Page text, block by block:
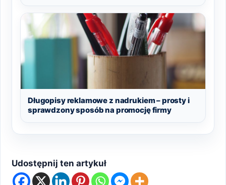
Długopisy reklamowe z nadrukiem – prosty i
sprawdzony sposób na promocję firmy
Udostępnij ten artykuł